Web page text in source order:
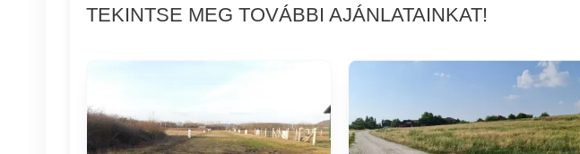
TEKINTSE MEG TOVÁBBI AJÁNLATAINKAT!